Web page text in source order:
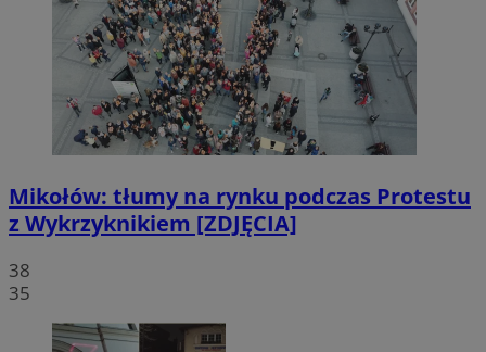
Mikołów: tłumy na rynku podczas Protestu
z Wykrzyknikiem [ZDJĘCIA]
38
35